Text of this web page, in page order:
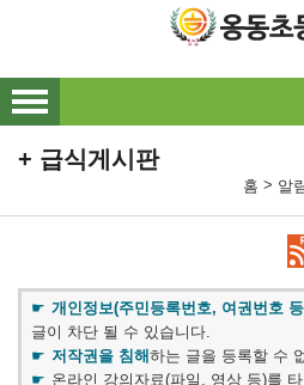
메인메뉴 바로
본문내용 바로
급식게시판
홈 > 알
개인정보(주민등록번호, 여권번호
글이 차단 될 수 있습니다.
저작권을 침해하는 글을 등록할 수
온라인 강의자료(파일, 영상 등)를